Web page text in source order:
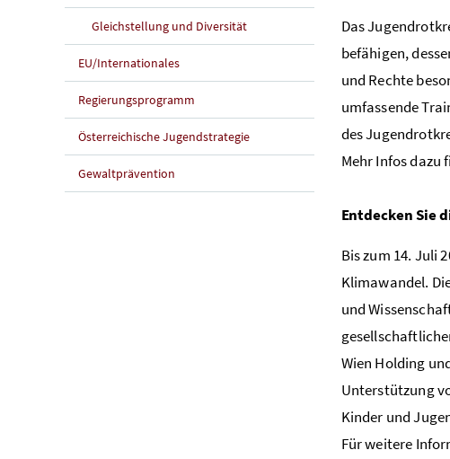
Gleichstellung und Diversität
EU/Internationales
Regierungsprogramm
Österreichische Jugendstrategie
Gewaltprävention
Das
befähigen,
und Rechte
umfassende
des
Mehr Infos dazu
Entdecken Sie
Bis zum 14. Juli
Klimawandel.
und
Wien Holding
Unterstützung
Kinder und
Für weitere